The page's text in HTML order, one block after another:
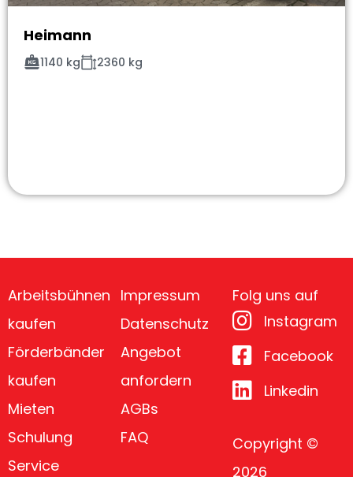
Heimann
1140 kg 2360 kg
Arbeitsbühnen
kaufen
Förderbänder
kaufen
Mieten
Schulung
Service
Impressum
Datenschutz
Angebot
anfordern
AGBs
FAQ
Folg uns auf
Instagram
Facebook
Linkedin
Copyright ©
2026